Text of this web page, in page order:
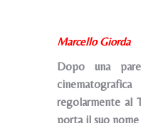
Marcello Giorda
Dopo una
regolarmente al
porta il suo